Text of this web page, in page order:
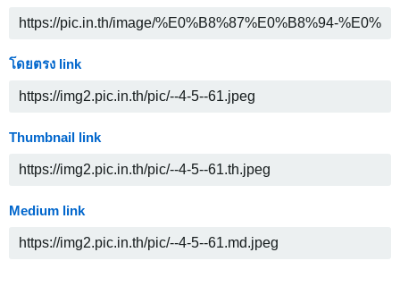
โดยตรง link
Thumbnail link
Medium link